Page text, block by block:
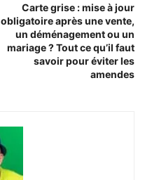
Carte grise : mise à jour
obligatoire après une vente,
un déménagement ou un
mariage ? Tout ce qu’il faut
savoir pour éviter les
amendes